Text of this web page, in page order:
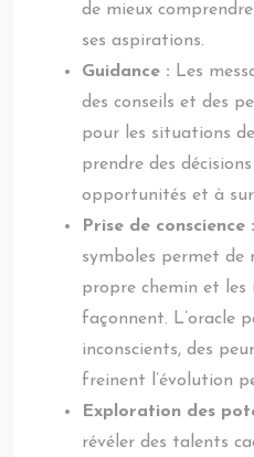
de mieux
ses aspirations.
Guidance : Les
des conseils et des
pour les situations
prendre des
opportunités et à
Prise de conscience :
symboles permet de
propre chemin et les
façonnent. L’oracle
inconscients, des
freinent l’évolution
Exploration des
révéler des talents